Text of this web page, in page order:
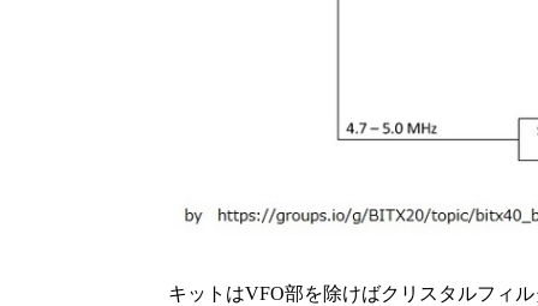
キットはVFO部を除けばクリスタルフィ